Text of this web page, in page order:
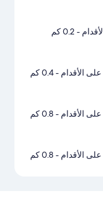
- 0.2 كم
- 0.4 كم
- 0.8 كم
- 0.8 كم